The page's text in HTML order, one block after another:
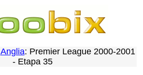
Anglia: Premier League 2000-2001
- Etapa 35